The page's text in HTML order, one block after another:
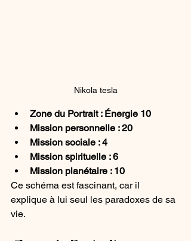
Nikola tesla
Zone du Portrait : Énergie 10
Mission personnelle : 20
Mission sociale : 4
Mission spirituelle : 6
Mission planétaire : 10
Ce schéma est fascinant, car il
explique à lui seul les paradoxes de sa
vie.